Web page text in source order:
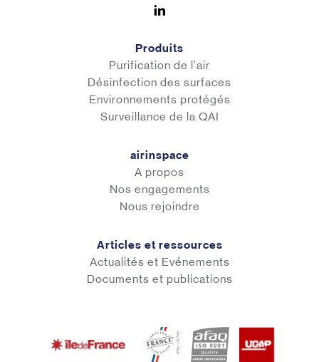
Produits
Purification de l'air
Désinfection des surfaces
Environnements protégés
Surveillance de la QAI
airinspace
A propos
Nos engagements
Nous rejoindre
Articles et ressources
Actualités et Evénements
Documents et publications